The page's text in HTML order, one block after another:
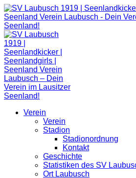
Zum
Inhalt
springen
Verein
Verein
Stadion
Stadionordnung
Kontakt
Geschichte
Statistiken des SV
Ort Laubusch